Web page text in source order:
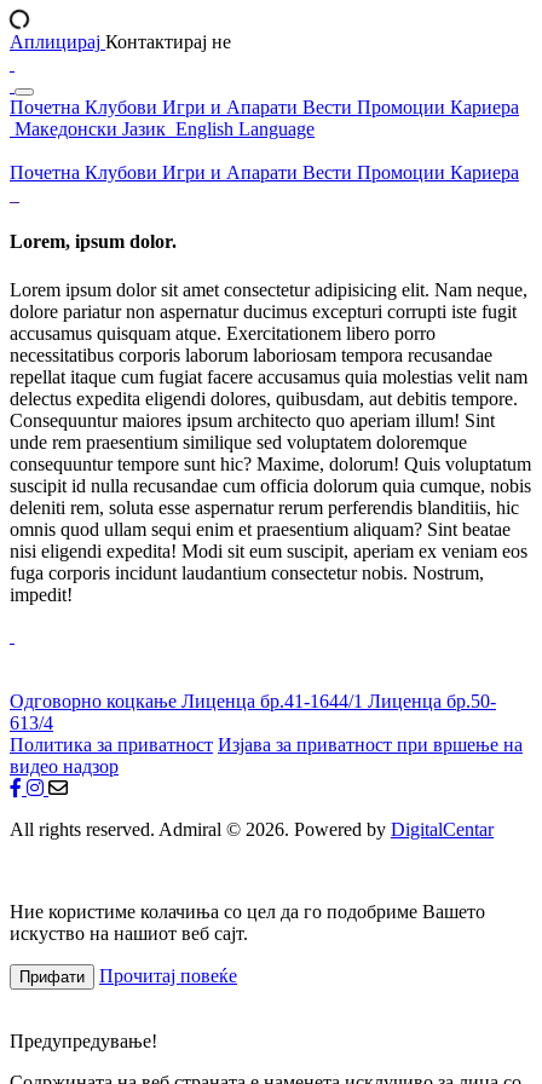
Аплицирај Контактирај не
Почетна Клубови Игри и Апарати Вести Промоции Кариера
Македонски Јазик English Language
Почетна Клубови Игри и Апарати Вести Промоции Кариера
Lorem, ipsum dolor.
Lorem ipsum dolor sit amet consectetur adipisicing elit. Nam neque,
dolore pariatur non aspernatur ducimus excepturi corrupti iste fugit
accusamus quisquam atque. Exercitationem libero porro
necessitatibus corporis laborum laboriosam tempora recusandae
repellat itaque cum fugiat facere accusamus quia molestias velit nam
delectus expedita eligendi dolores, quibusdam, aut debitis tempore.
Consequuntur maiores ipsum architecto quo aperiam illum! Sint
unde rem praesentium similique sed voluptatem doloremque
consequuntur tempore sunt hic? Maxime, dolorum! Quis voluptatum
suscipit id nulla recusandae cum officia dolorum quia cumque, nobis
deleniti rem, soluta esse aspernatur rerum perferendis blanditiis, hic
omnis quod ullam sequi enim et praesentium aliquam? Sint beatae
nisi eligendi expedita! Modi sit eum suscipit, aperiam ex veniam eos
fuga corporis incidunt laudantium consectetur nobis. Nostrum,
impedit!
Одговорно коцкање Лиценца бр.41-1644/1 Лиценца бр.50-
613/4
Политика за приватност Изјава за приватност при вршење на
видео надзор
All rights reserved. Admiral © 2026. Powered by DigitalCentar
Ние користиме колачиња со цел да го подобриме Вашето
искуство на нашиот веб сајт.
Прифати Прочитај повеќе
Предупредување!